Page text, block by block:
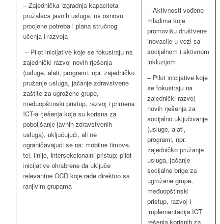
– Zajednička izgradnja kapaciteta
pružalaca javnih usluga, na osnovu
procjene potreba i plana stručnog
učenja i razvoja
– Pilot inicijative koje se fokusiraju na
zajednički razvoj novih rješenja
(usluge, alati, programi, npr. zajedničko
pružanje usluga, jačanje zdravstvene
zaštite za ugrožene grupe,
međuopštinski pristup, razvoj i primena
ICT-a rješenja koja su korisna za
poboljšanje javnih zdravstvenih
usluga), uključujući, ali ne
ograničavajući se na: mobilne timove,
tel. linije, intersekcionalni pristup; pilot
inicijative ohrabrene da uključe
relevantne OCD koje rade direktno sa
ranjivim grupama
– Aktivnosti vođene
mladima koje
promovišu društvene
inovacije u vezi sa
socijalnom i aktivnom
inkluzijom
– Pilot inicijative koje
se fokusiraju na
zajednički razvoj
novih rješenja za
socijalno uključivanje
(usluge, alati,
programi, npr.
zajedničko pružanje
usluga, jačanje
socijalne brige za
ugrožene grupe,
međuopštinski
pristup, razvoj i
implementacija ICT
rešenja korisnih za